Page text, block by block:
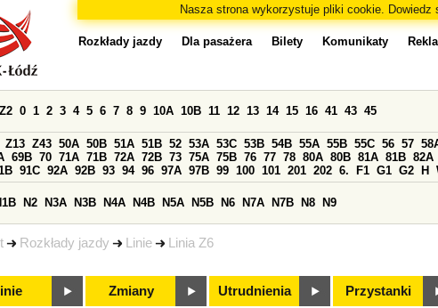
Nasza strona wykorzystuje pliki cookie. Dowiedz
Rozkłady jazdy Linie Linia Z6
Rozkłady jazdy Dla pasażera Bilety Komunikaty
Z2 0 1 2 3 4 5 6 7 8 9 10A 10B 11 12 13 14 15 16 41 43 45
Z13 Z43 50A 50B 51A 51B 52 53A 53C 53B 54B 55A 55B 55C 56 57
69B 70 71A 71B 72A 72B 73 75A 75B 76 77 78 80A 80B 81A 81B 82A
91C 92A 92B 93 94 96 97A 97B 99 100 101 201 202 6. F1 G1 G2 H
N2 N3A N3B N4A N4B N5A N5B N6 N7A N7B N8 N9
Zmiany Utrudnienia Przystanki